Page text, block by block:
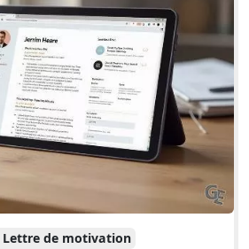
Lettre de motivation